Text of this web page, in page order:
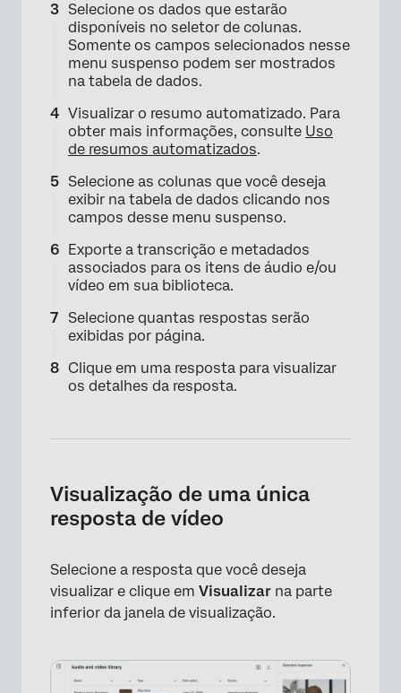
Selecione os dados que estarão
disponíveis no seletor de colunas.
Somente os campos selecionados nesse
menu suspenso podem ser mostrados
na tabela de dados.
Visualizar o resumo automatizado. Para
obter mais informações, consulte Uso
de resumos automatizados.
Selecione as colunas que você deseja
exibir na tabela de dados clicando nos
campos desse menu suspenso.
Exporte a transcrição e metadados
associados para os itens de áudio e/ou
vídeo em sua biblioteca.
Selecione quantas respostas serão
exibidas por página.
Clique em uma resposta para visualizar
os detalhes da resposta.
Visualização de uma única
resposta de vídeo
Selecione a resposta que você deseja
visualizar e clique em Visualizar na parte
inferior da janela de visualização.